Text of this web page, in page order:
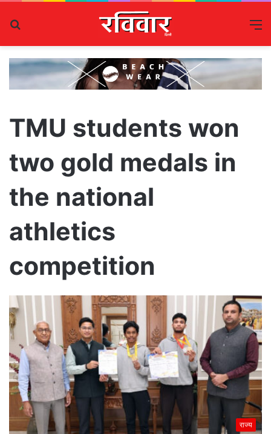
TMU students won
two gold medals in
the national
athletics
competition
राज्य